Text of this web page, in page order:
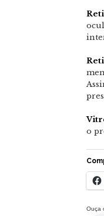
o
Ouça